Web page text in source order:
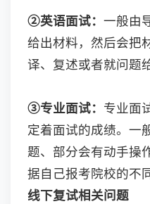
②英语面试： 一般由
给出材料，然后会把
译、复述或者就问题
③专业面试： 专业面
定着面试的成绩。一
题、部分会有动手操
据自己报考院校的不
线下复试相关问题